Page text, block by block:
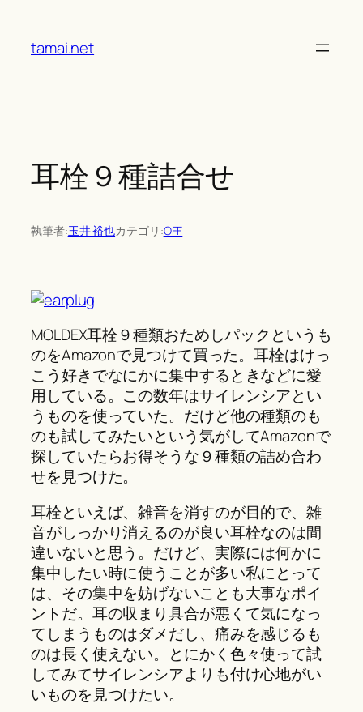
content
tamai.net
耳栓９種詰合せ
執筆者:玉井 裕也カテゴリ:OFF
MOLDEX耳栓９種類おためしパックというも
のをAmazonで見つけて買った。耳栓はけっ
こう好きでなにかに集中するときなどに愛
用している。この数年はサイレンシアとい
うものを使っていた。だけど他の種類のも
のも試してみたいという気がしてAmazonで
探していたらお得そうな９種類の詰め合わ
せを見つけた。
耳栓といえば、雑音を消すのが目的で、雑
音がしっかり消えるのが良い耳栓なのは間
違いないと思う。だけど、実際には何かに
集中したい時に使うことが多い私にとって
は、その集中を妨げないことも大事なポイ
ントだ。耳の収まり具合が悪くて気になっ
てしまうものはダメだし、痛みを感じるも
のは長く使えない。とにかく色々使って試
してみてサイレンシアよりも付け心地がい
いものを見つけたい。